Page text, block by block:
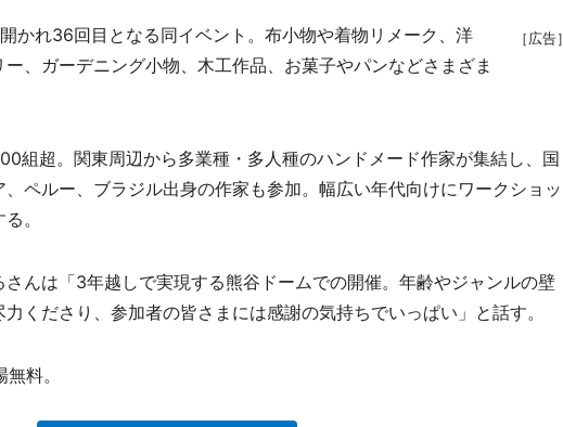
［広告］
れ36回目となる同イベント。布小物や着物リメーク、洋
、ガーデニング小物、木工作品、お菓子やパンなどさまざま
組超。関東周辺から多業種・多人種のハンドメード作家が集結し、国
ペルー、ブラジル出身の作家も参加。幅広い年代向けにワークショッ
。
んは「3年越しで実現する熊谷ドームでの開催。年齢やジャンルの壁
くださり、参加者の皆さまには感謝の気持ちでいっぱい」と話す。
料。